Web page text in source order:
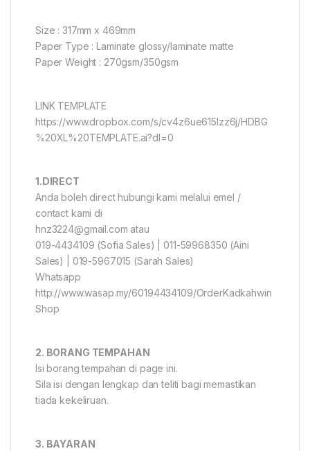
Size : 317mm x 469mm
Paper Type : Laminate glossy/laminate matte
Paper Weight : 270gsm/350gsm
LINK TEMPLATE
https://www.dropbox.com/s/cv4z6ue615lzz6j/HDBG
%20XL%20TEMPLATE.ai?dl=0
1.DIRECT
Anda boleh direct hubungi kami melalui emel /
contact kami di
hnz3224@gmail.com atau
019-4434109 (Sofia Sales) | 011-59968350 (Aini
Sales) | 019-5967015 (Sarah Sales)
Whatsapp
http://www.wasap.my/60194434109/OrderKadkahwin
Shop
2. BORANG TEMPAHAN
Isi borang tempahan di page ini.
Sila isi dengan lengkap dan teliti bagi memastikan
tiada kekeliruan.
3. BAYARAN